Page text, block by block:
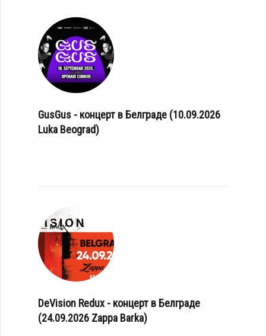
GusGus - концерт в Белграде (10.09.2026
Luka Beograd)
DeVision Redux - концерт в Белграде
(24.09.2026 Zappa Barka)